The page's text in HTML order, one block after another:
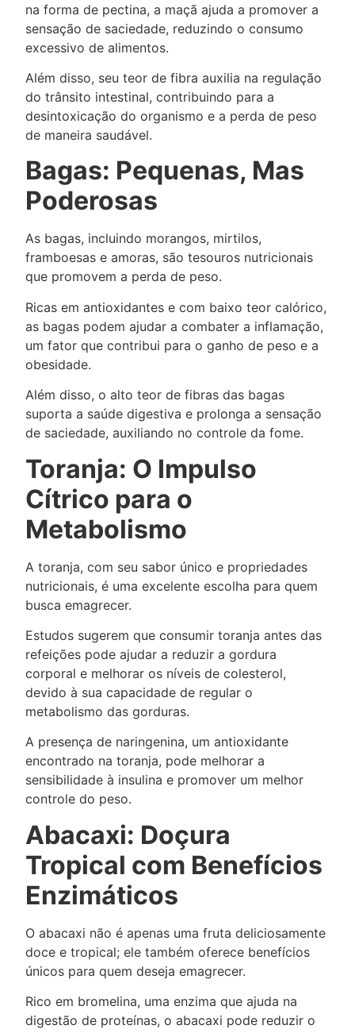
na forma de pectina, a maçã ajuda a promover a
sensação de saciedade, reduzindo o consumo
excessivo de alimentos.
Além disso, seu teor de fibra auxilia na regulação
do trânsito intestinal, contribuindo para a
desintoxicação do organismo e a perda de peso
de maneira saudável.
Bagas: Pequenas, Mas
Poderosas
As bagas, incluindo morangos, mirtilos,
framboesas e amoras, são tesouros nutricionais
que promovem a perda de peso.
Ricas em antioxidantes e com baixo teor calórico,
as bagas podem ajudar a combater a inflamação,
um fator que contribui para o ganho de peso e a
obesidade.
Além disso, o alto teor de fibras das bagas
suporta a saúde digestiva e prolonga a sensação
de saciedade, auxiliando no controle da fome.
Toranja: O Impulso
Cítrico para o
Metabolismo
A toranja, com seu sabor único e propriedades
nutricionais, é uma excelente escolha para quem
busca emagrecer.
Estudos sugerem que consumir toranja antes das
refeições pode ajudar a reduzir a gordura
corporal e melhorar os níveis de colesterol,
devido à sua capacidade de regular o
metabolismo das gorduras.
A presença de naringenina, um antioxidante
encontrado na toranja, pode melhorar a
sensibilidade à insulina e promover um melhor
controle do peso.
Abacaxi: Doçura
Tropical com Benefícios
Enzimáticos
O abacaxi não é apenas uma fruta deliciosamente
doce e tropical; ele também oferece benefícios
únicos para quem deseja emagrecer.
Rico em bromelina, uma enzima que ajuda na
digestão de proteínas, o abacaxi pode reduzir o